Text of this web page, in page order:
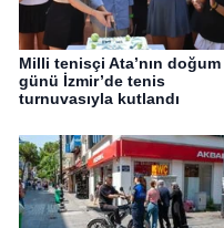
Milli tenisçi Ata’nın doğum
günü İzmir’de tenis
turnuvasıyla kutlandı